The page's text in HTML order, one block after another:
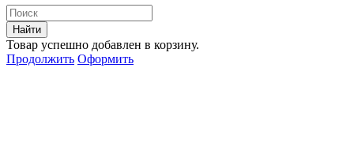
Найти
Товар успешно добавлен в корзину.
Продолжить Оформить